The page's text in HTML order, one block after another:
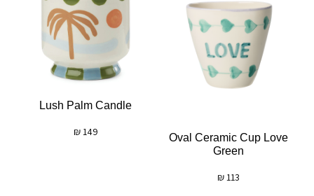
Oval Ceramic Cup Love
Green
113
₪
Lush Palm Candle
149
₪